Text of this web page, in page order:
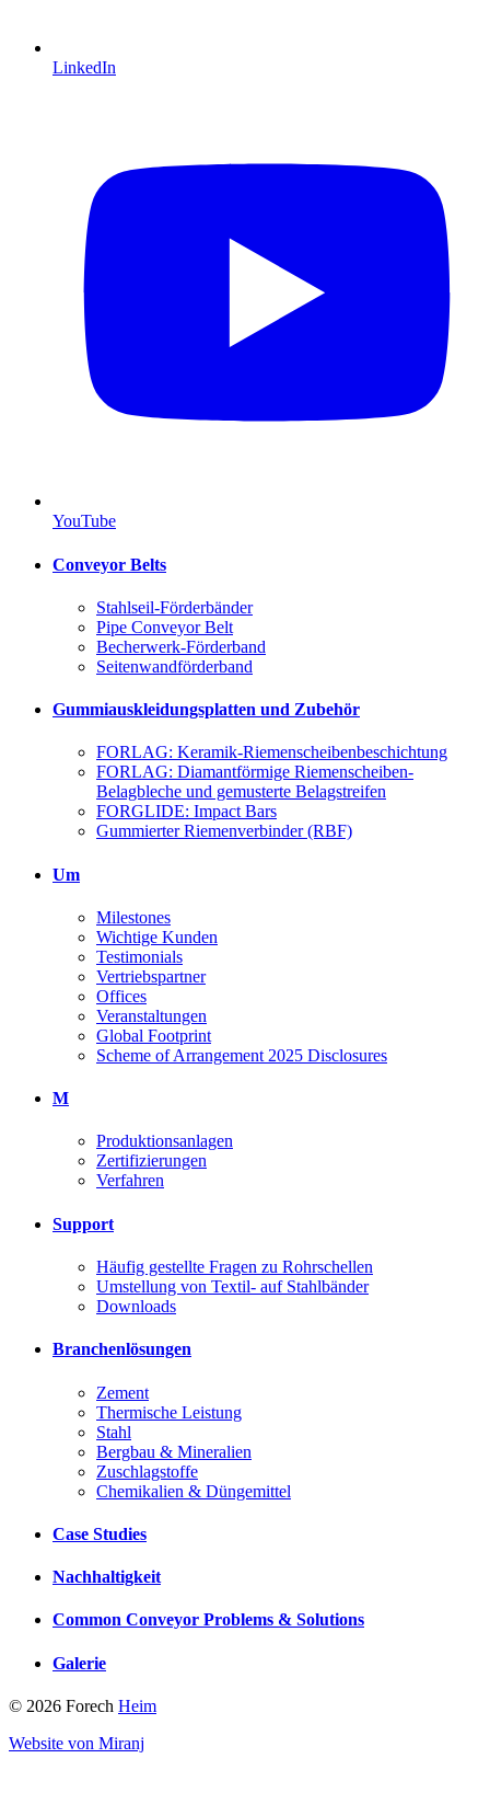
LinkedIn
YouTube
Conveyor Belts
Stahlseil-Förderbänder
Pipe Conveyor Belt
Becherwerk-Förderband
Seitenwandförderband
Gummiauskleidungsplatten und Zubehör
FORLAG: Keramik-Riemenscheibenbeschichtung
FORLAG: Diamantförmige Riemenscheiben-
Belagbleche und gemusterte Belagstreifen
FORGLIDE: Impact Bars
Gummierter Riemenverbinder (RBF)
Um
Milestones
Wichtige Kunden
Testimonials
Vertriebspartner
Offices
Veranstaltungen
Global Footprint
Scheme of Arrangement 2025 Disclosures
M
Produktionsanlagen
Zertifizierungen
Verfahren
Support
Häufig gestellte Fragen zu Rohrschellen
Umstellung von Textil- auf Stahlbänder
Downloads
Branchenlösungen
Zement
Thermische Leistung
Stahl
Bergbau & Mineralien
Zuschlagstoffe
Chemikalien & Düngemittel
Case Studies
Nachhaltigkeit
Common Conveyor Problems & Solutions
Galerie
© 2026 Forech Heim
Website von Miranj